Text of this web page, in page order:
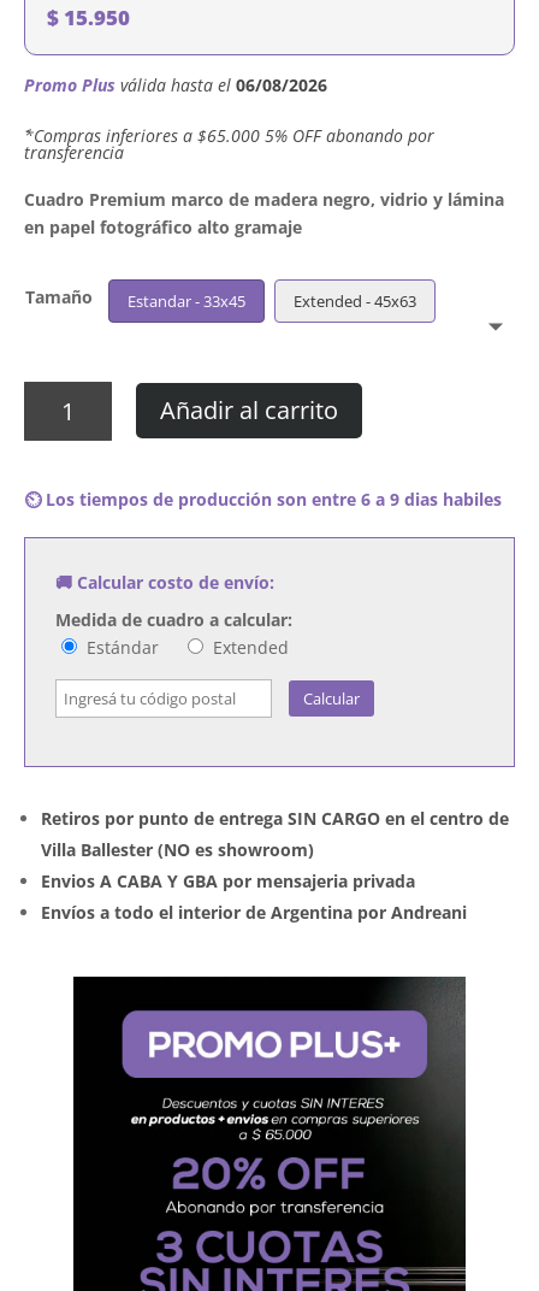
$ 15.950
Promo Plus válida hasta el 06/08/2026
´*Compras inferiores a $65.000 5% OFF abonando por
transferencia
Cuadro Premium marco de madera negro, vidrio y lámina
en papel fotográfico alto gramaje
Tamaño Estandar - 33x45 Extended - 45x63
King
Creole
Añadir al carrito
⏲️ Los tiempos de producción son entre 6 a 9 dias habiles
🚚 Calcular costo de envío:
Medida de cuadro a calcular:
Estándar
Extended
Calcular
Retiros por punto de entrega SIN CARGO en el centro de
Villa Ballester (NO es showroom)
Envios A CABA Y GBA por mensajeria privada
Envíos a todo el interior de Argentina por Andreani